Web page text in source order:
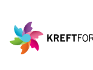
hovedinnholdet